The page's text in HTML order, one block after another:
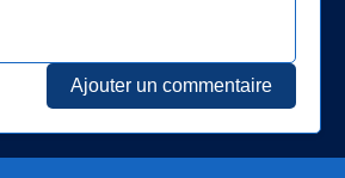
Ajouter un commentaire